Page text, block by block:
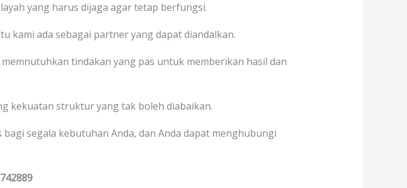
yang harus dijaga agar tetap berfungsi.
kami ada sebagai partner yang dapat diandalkan.
tindakan yang pas untuk memberikan hasil dan
kekuatan struktur yang tak boleh diabaikan.
segala kebutuhan Anda, dan Anda dapat menghubungi